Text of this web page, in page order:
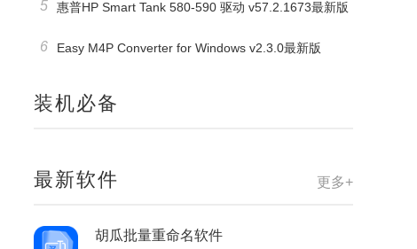
5 惠普HP Smart Tank 580-590 驱动 v57.2.1673最新版
6 Easy M4P Converter for Windows v2.3.0最新版
装机必备
更多+
最新软件
胡瓜发票批量打印